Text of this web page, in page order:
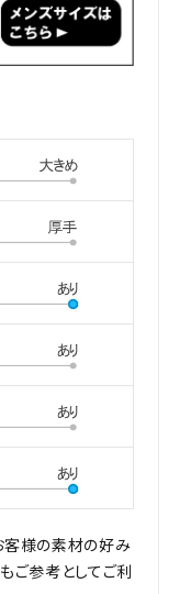
客様の素材の好み
ご参考としてご利